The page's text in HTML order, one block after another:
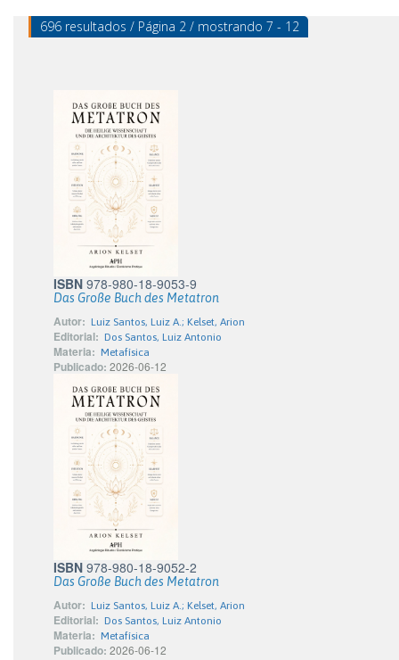
696 resultados / Página 2 / mostrando 7 - 12
ISBN 978-980-18-9053-9
Das Große Buch des Metatron
Autor: Luiz Santos, Luiz A.; Kelset, Arion
Editorial: Dos Santos, Luiz Antonio
Materia: Metafísica
Publicado: 2026-06-12
ISBN 978-980-18-9052-2
Das Große Buch des Metatron
Autor: Luiz Santos, Luiz A.; Kelset, Arion
Editorial: Dos Santos, Luiz Antonio
Materia: Metafísica
Publicado: 2026-06-12